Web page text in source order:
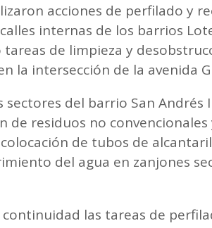
acciones de perfilado y
internas de los barrios
de limpieza y
la intersección de la avenida
del barrio San Andrés
de residuos no
de tubos de
del agua en zanjones
las tareas de